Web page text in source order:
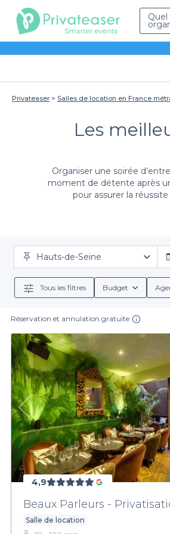
Privateaser Salles de location en France
Les
Organiser une soirée
moment de détente après
pour assurer la
Chez Privateaser, nous
sauront s’adapter à vos
La Défense, vous trouverez
Réserver votre salle pour
consulter les
location, les offres de
Nous vous invitons donc à
projets en réalité et assurez-
Hauts-de-Seine
Tous les filtres Budget
Réservation et annulation gratuite
4,9
Beaux Parleurs -
Salle de location